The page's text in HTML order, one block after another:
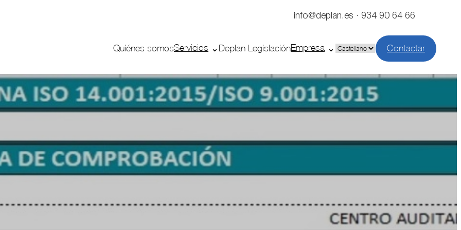
info@deplan.es · 934 90 64 66
Quiénes somosServicios Deplan LegislaciónEmpresa
Elegir
idioma
Contactar